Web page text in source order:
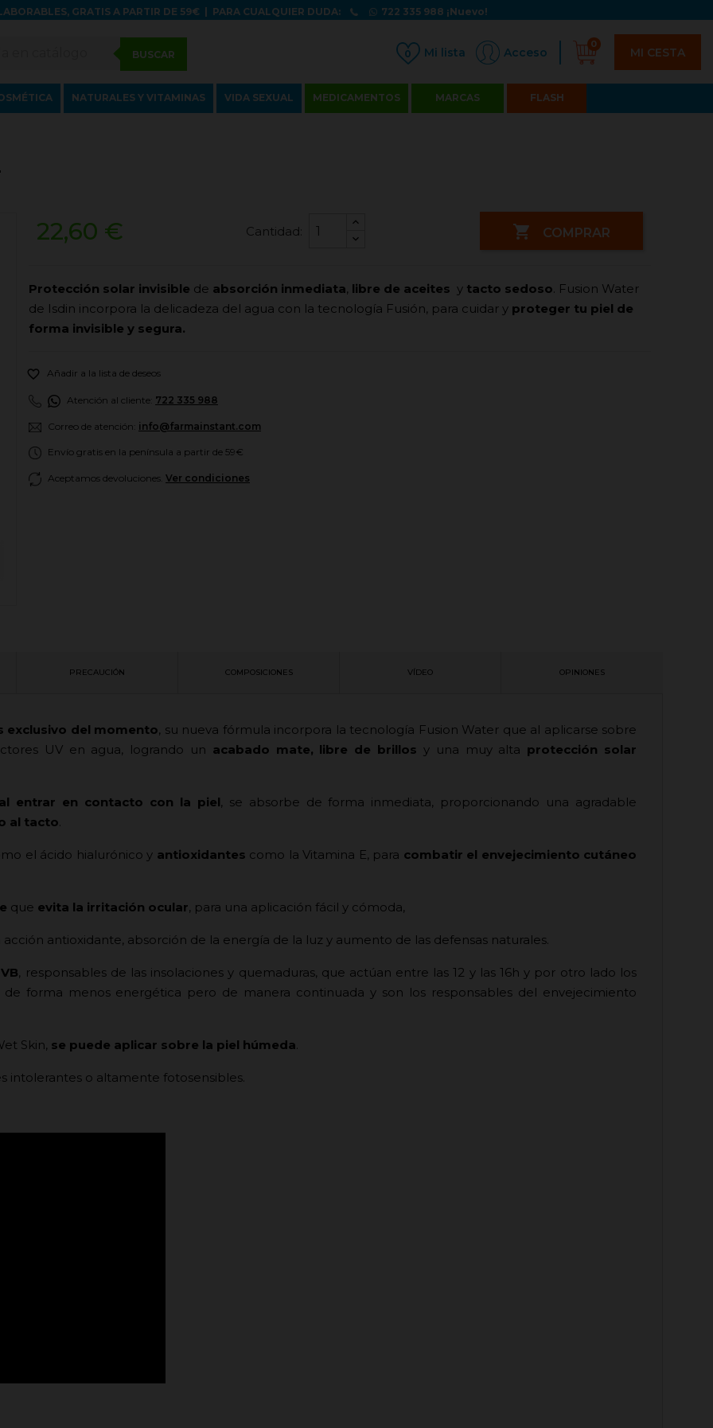
GRATIS A PARTIR DE 59€| PARA CUALQUIER DUDA: 722 335 988 ¡Nuevo!
BUSCAR 0 Acceso
0
MI CESTA
NATURALES Y VITAMINAS VIDA SEXUAL MEDICAMENTOS MARCAS FLASH
22,60 € Cantidad:  COMPRAR
Protección solar invisible de absorción inmediata, libre de aceites y tacto sedoso. Fusion Water
de Isdin incorpora la delicadeza del agua con la tecnología Fusión, para cuidar y proteger tu piel de
forma invisible y segura.
 Añadir a la lista de deseos
Atención al cliente: 722 335 988
Correo de atención: info@farmainstant.com
Envío gratis en la península a partir de 59€
Aceptamos devoluciones. Ver condiciones
PRECAUCIÓN COMPOSICIONES VÍDEO OPINIONES
del momento, su nueva fórmula incorpora la tecnología Fusion Water que al aplicarse sobre
UV en agua, logrando un acabado mate, libre de brillos y una muy alta protección solar
entrar en contacto con la piel, se absorbe de forma inmediata, proporcionando una agradable
al tacto.
el ácido hialurónico y antioxidantes como la Vitamina E, para combatir el envejecimiento cutáneo
que evita la irritación ocular, para una aplicación fácil y cómoda,
acción antioxidante, absorción de la energía de la luz y aumento de las defensas naturales.
, responsables de las insolaciones y quemaduras, que actúan entre las 12 y las 16h y por otro lado los
forma menos energética pero de manera continuada y son los responsables del envejecimiento
Skin, se puede aplicar sobre la piel húmeda.
intolerantes o altamente fotosensibles.